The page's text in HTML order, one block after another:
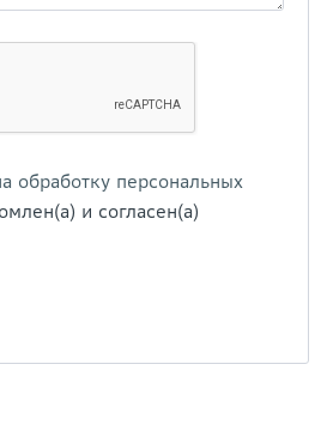
обработку персональных
и согласен(а)